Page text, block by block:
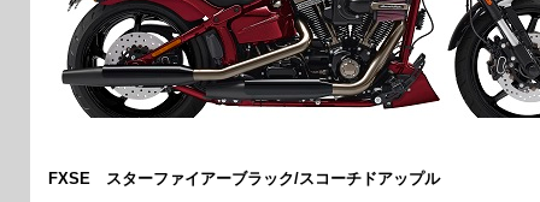
FXSE スターファイアーブラック/スコーチドアップル